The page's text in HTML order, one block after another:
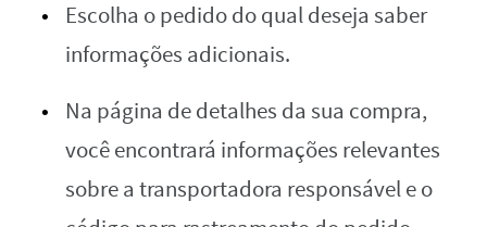
Escolha o pedido do qual deseja saber
informações adicionais.
Na página de detalhes da sua compra,
você encontrará informações relevantes
sobre a transportadora responsável e o